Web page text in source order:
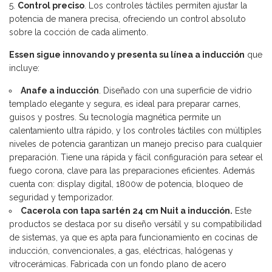
Control preciso . Los controles táctiles permiten ajustar la
potencia de manera precisa, ofreciendo un control absoluto
sobre la cocción de cada alimento.
Essen sigue innovando y presenta su línea a inducción que
incluye:
Anafe a inducción . Diseñado con una superficie de vidrio
templado elegante y segura, es ideal para preparar carnes,
guisos y postres. Su tecnología magnética permite un
calentamiento ultra rápido, y los controles táctiles con múltiples
niveles de potencia garantizan un manejo preciso para cualquier
preparación. Tiene una rápida y fácil configuración para setear el
fuego corona, clave para las preparaciones eficientes. Además
cuenta con: display digital, 1800w de potencia, bloqueo de
seguridad y temporizador.
Cacerola con tapa sartén 24 cm Nuit a inducción. Este
productos se destaca por su diseño versátil y su compatibilidad
de sistemas, ya que es apta para funcionamiento en cocinas de
inducción, convencionales, a gas, eléctricas, halógenas y
vitrocerámicas. Fabricada con un fondo plano de acero